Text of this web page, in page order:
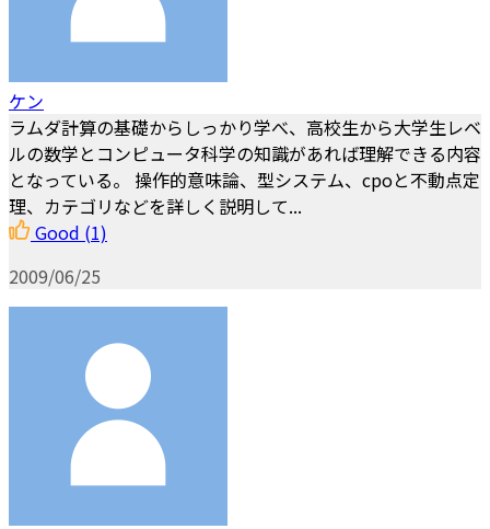
ケン
ラムダ計算の基礎からしっかり学べ、高校生から大学生レベ
ルの数学とコンピュータ科学の知識があれば理解できる内容
となっている。 操作的意味論、型システム、cpoと不動点定
理、カテゴリなどを詳しく説明して...
Good (1)
2009/06/25